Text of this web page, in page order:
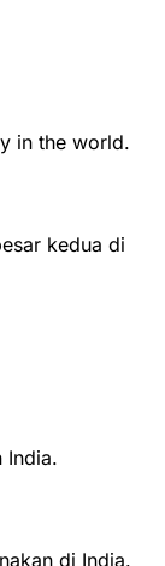
in the world.
kedua di
India.
di India.